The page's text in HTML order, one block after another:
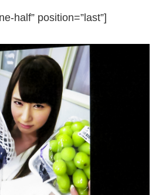
half” position=”last”]